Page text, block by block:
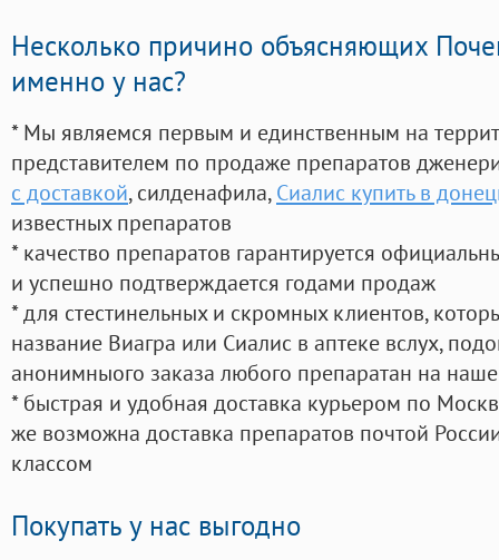
Несколько причино объясняющих
именно у нас?
* Мы являемся первым и единственным на
представителем по продаже препаратов
с доставкой, силденафила, Сиалис купить в
известных препаратов
* качество препаратов гарантируется
и успешно подтверждается годами продаж
* для стестинельных и скромных клиентов,
название Виагра или Сиалис в аптеке вслух,
анонимныого заказа любого препаратан на
* быстрая и удобная доставка курьером по
же возможна доставка препаратов почтой
классом
Покупать у нас выгодно